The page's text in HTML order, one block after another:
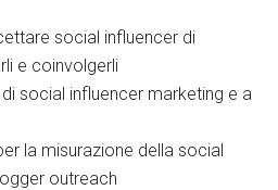
social influencer di
e coinvolgerli
social influencer marketing e a
la misurazione della social
outreach